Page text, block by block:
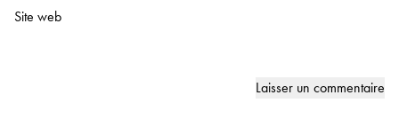
Site web